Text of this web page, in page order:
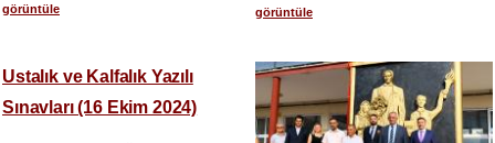
görüntüle görüntüle
Ustalık ve Kalfalık Yazılı
Sınavları (16 Ekim 2024)